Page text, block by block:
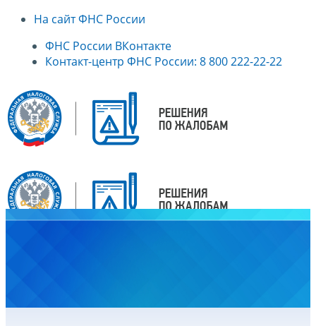
На сайт ФНС России
ФНС России ВКонтакте
Контакт-центр ФНС России: 8 800 222-22-22